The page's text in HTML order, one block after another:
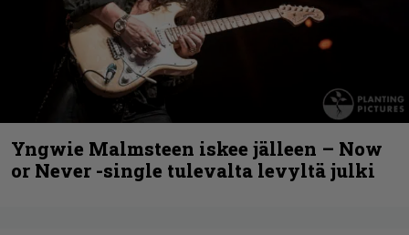
Yngwie Malmsteen iskee jälleen – Now
or Never -single tulevalta levyltä julki